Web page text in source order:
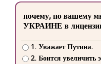
почему, по вашему
УКРАИНЕ в лицензии
1. Уважает Путина.
2. Боится увеличить